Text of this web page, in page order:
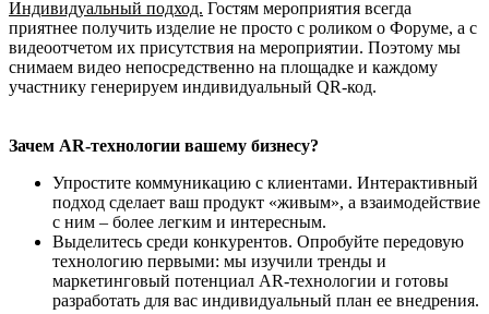
Индивидуальный подход. Гостям мероприятия всегда
приятнее получить изделие не просто с роликом о Форуме, а с
видеоотчетом их присутствия на мероприятии. Поэтому мы
снимаем видео непосредственно на площадке и каждому
участнику генерируем индивидуальный QR-код.
Зачем AR-технологии вашему бизнесу?
Упростите коммуникацию с клиентами. Интерактивный
подход сделает ваш продукт «живым», а взаимодействие
с ним – более легким и интересным.
Выделитесь среди конкурентов. Опробуйте передовую
технологию первыми: мы изучили тренды и
маркетинговый потенциал AR-технологии и готовы
разработать для вас индивидуальный план ее внедрения.